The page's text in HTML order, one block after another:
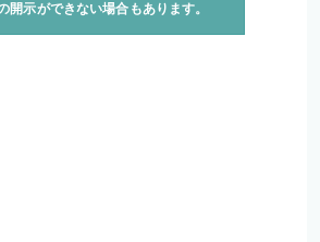
開示ができない場合もあります。